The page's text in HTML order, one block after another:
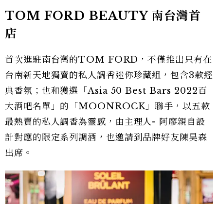
TOM FORD BEAUTY 南台灣首
店
首次進駐南台灣的TOM FORD，不僅推出只有在
台南新天地獨賣的私人調香迷你珍藏組，包含3款經
典香氛；也和獲選「Asia 50 Best Bars 2022百
大酒吧名單」的「MOONROCK」聯手，以五款
最熱賣的私人調香為靈感，由主理人- 阿廖親自設
計對應的限定系列調酒，也邀請到品牌好友陳昊森
出席。